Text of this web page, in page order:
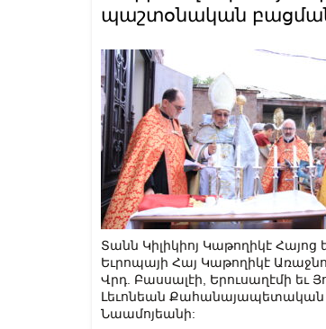
պաշտօնական բացման
Տանն Կիլիկիոյ Կաթողիկէ
Եւրոպայի Հայ Կաթողիկէ
Վրդ. Բասսալէի, Երուսաղէմի
Լեւոնեան Քահանայապետական
Նաամոյեանի: